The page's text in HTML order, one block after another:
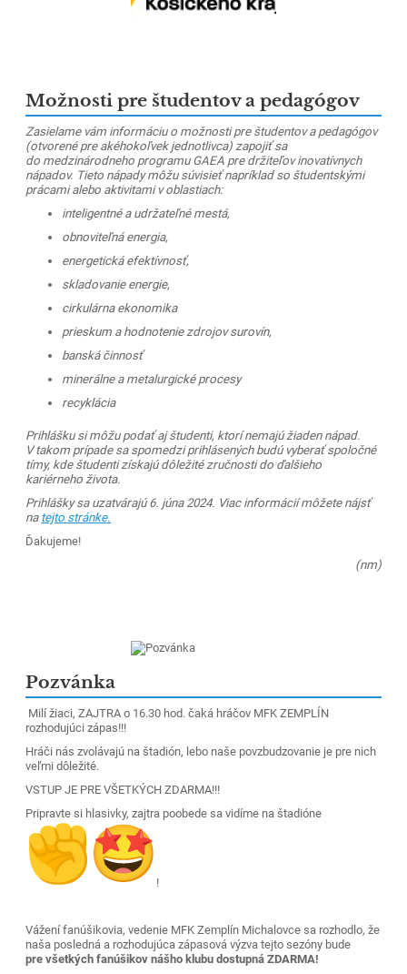
Možnosti pre študentov a pedagógov
Zasielame vám informáciu o možnosti pre študentov a pedagógov
(otvorené pre akéhokoľvek jednotlivca) zapojiť sa
do medzinárodneho programu GAEA pre držiteľov inovatívnych
nápadov. Tieto nápady môžu súvisieť napríklad so študentskými
prácami alebo aktivitami v oblastiach:
inteligentné a udržateľné mestá,
obnoviteľná energia,
energetická efektívnosť,
skladovanie energie,
cirkulárna ekonomika
prieskum a hodnotenie zdrojov surovín,
banská činnosť
minerálne a metalurgické procesy
recyklácia
Prihlášku si môžu podať aj študenti, ktorí nemajú žiaden nápad.
V takom prípade sa spomedzi prihlásených budú vyberať spoločné
tímy, kde študenti získajú dôležité zručnosti do ďalšieho
kariérneho života.
Prihlášky sa uzatvárajú 6. júna 2024. Viac informácií môžete nájsť
na tejto stránke.
Ďakujeme!
(nm)
Pozvánka
Milí žiaci, ZAJTRA o 16.30 hod. čaká hráčov MFK ZEMPLÍN
rozhodujúci zápas!!!
Hráči nás zvolávajú na štadión, lebo naše povzbudzovanie je pre nich
veľmi dôležité.
VSTUP JE PRE VŠETKÝCH ZDARMA!!!
Pripravte si hlasivky, zajtra poobede sa vidíme na štadióne
!
Vážení fanúšikovia, vedenie MFK Zemplín Michalovce sa rozhodlo, že
naša posledná a rozhodujúca zápasová výzva tejto sezóny bude
pre všetkých fanúšikov nášho klubu dostupná ZDARMA!